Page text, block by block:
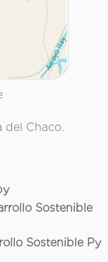
del Chaco.
Sostenible
Sostenible Py